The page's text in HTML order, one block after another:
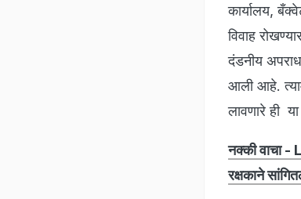
कार्यालय,
विवाह
दंडनीय
आली आहे.
लावणारे ही
नक्की वाचा
रक्षकाने